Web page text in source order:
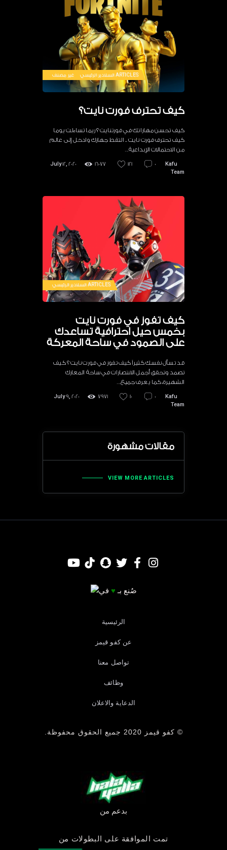
ARTICLES السلادير الرئيسي غير مصنف
كيف تحترف فورت نايت؟
كيف تحسن مهاراتك في فورتنايت ؟ ريما تساءلت يوما
كيف تحترف فورت نايت .. التقط جهازك وادخل إلى عالم
من الاحتمالات الإبداعية…
July 12, 2020 16077 121 0
Kafu
Team
ARTICLES السلادير الرئيسي
كيف تفوز في فورت نايت
بخمس حيل احترافية تساعدك
على الصمود في ساحة المعركة
قد تسأل نفسك كثيراً كيف تفوز في فورت نايت ؟ كيف
تصمد وتحقق أجمل الانتصارات في ساحة المعارك
الشهيرة، كما يعرف جميع…
July 9, 2020 7971 10 0
Kafu
Team
مقالات مشهورة
VIEW MORE ARTICLES
صُنع بـ ♥ في
الرئيسية
عن كفو قيمز
تواصل معنا
وظائف
الدعاية والاعلان
© كفو قيمز 2020 جميع الحقوق محفوظة.
بدعم من
تمت الموافقة على البطولات من